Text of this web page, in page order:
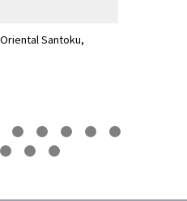
Santoku,